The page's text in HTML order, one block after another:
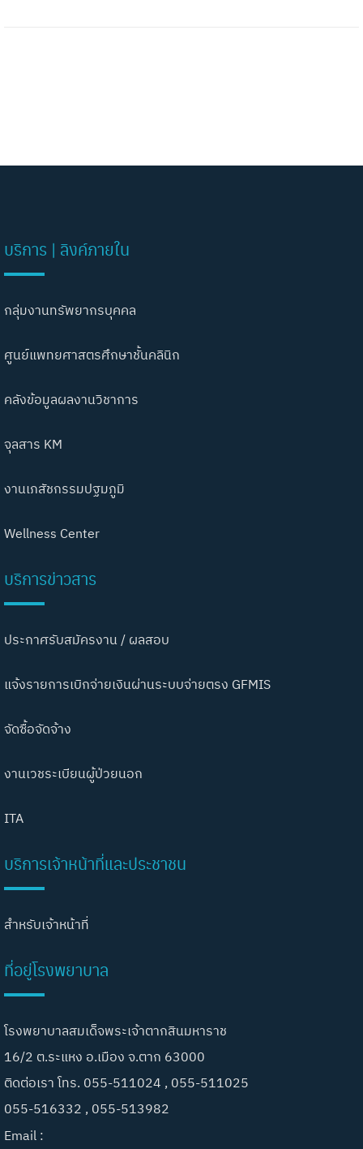
บริการ | ลิงค์ภายใน
กลุ่มงานทรัพยากรบุคคล
ศูนย์แพทยศาสตรศึกษาชั้นคลินิก
คลังข้อมูลผลงานวิชาการ
จุลสาร KM
งานเภสัชกรรมปฐมภูมิ
Wellness Center
บริการข่าวสาร
ประกาศรับสมัครงาน / ผลสอบ
แจ้งรายการเบิกจ่ายเงินผ่านระบบจ่ายตรง GFMIS
จัดซื้อจัดจ้าง
งานเวชระเบียนผู้ป่วยนอก
ITA
บริการเจ้าหน้าที่และประชาชน
สำหรับเจ้าหน้าที่
ที่อยู่โรงพยาบาล
โรงพยาบาลสมเด็จพระเจ้าตากสินมหาราช
16/2 ต.ระแหง อ.เมือง จ.ตาก 63000
ติดต่อเรา โทร. 055-511024 , 055-511025
055-516332 , 055-513982
Email :